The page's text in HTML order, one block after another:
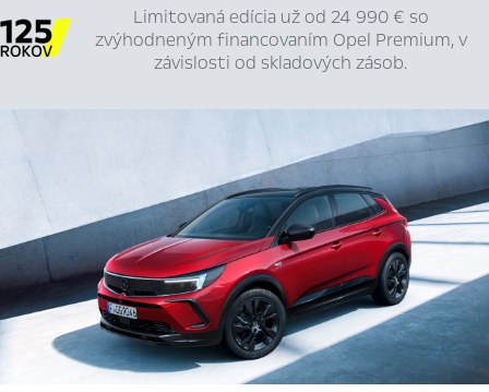
Limitovaná edícia už od 24 990 € so
zvýhodneným financovaním Opel Premium, v
závislosti od skladových zásob.